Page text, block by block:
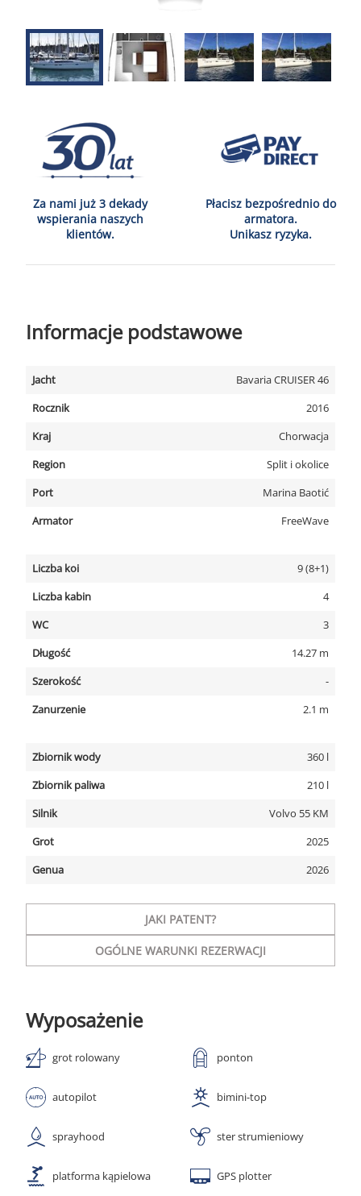
Za nami już 3 dekady
wspierania naszych
klientów.
Płacisz bezpośrednio do
armatora.
Unikasz ryzyka.
Informacje podstawowe
Jacht
Bavaria CRUISER 46
Rocznik
2016
Kraj
Chorwacja
Region
Split i okolice
Port
Marina Baotić
Armator
FreeWave
Liczba koi
9 (8+1)
Liczba kabin
4
WC
3
Długość
14.27 m
Szerokość
-
Zanurzenie
2.1 m
Zbiornik wody
360 l
Zbiornik paliwa
210 l
Silnik
Volvo 55 KM
Grot
2025
Genua
2026
JAKI PATENT?
OGÓLNE WARUNKI REZERWACJI
Wyposażenie
grot rolowany ponton
autopilot bimini-top
sprayhood ster strumieniowy
platforma kąpielowa GPS plotter